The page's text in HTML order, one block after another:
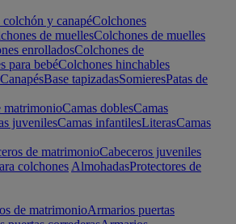
colchón y canapéColchones
de muellesColchones de muelles
enrolladosColchones de
para bebéColchones hinchables
CanapésBase tapizadasSomieresPatas de
matrimonioCamas doblesCamas
juvenilesCamas infantilesLiterasCamas
de matrimonioCabeceros juveniles
colchones AlmohadasProtectores de
de matrimonioArmarios puertas